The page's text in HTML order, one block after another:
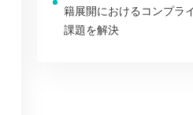
籍展開におけるコンプラ
課題を解決